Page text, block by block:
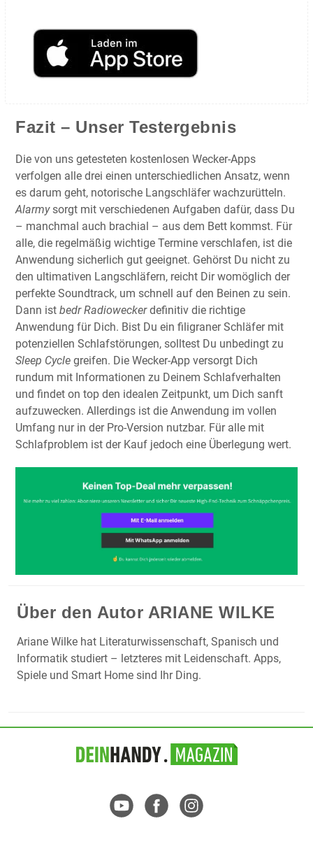
Fazit – Unser Testergebnis
Die von uns getesteten kostenlosen Wecker-Apps
verfolgen alle drei einen unterschiedlichen Ansatz, wenn
es darum geht, notorische Langschläfer wachzurütteln.
Alarmysorgt mit verschiedenen Aufgaben dafür, dass Du
– manchmal auch brachial – aus dem Bett kommst. Für
alle, die regelmäßig wichtige Termine verschlafen, ist die
Anwendung sicherlich gut geeignet. Gehörst Du nicht zu
den ultimativen Langschläfern, reicht Dir womöglich der
perfekte Soundtrack, um schnell auf den Beinen zu sein.
Dann ist bedr Radioweckerdefinitiv die richtige
Anwendung für Dich. Bist Du ein filigraner Schläfer mit
potenziellen Schlafstörungen, solltest Du unbedingt zu
Sleep Cycle greifen. Die Wecker-App versorgt Dich
rundum mit Informationen zu Deinem Schlafverhalten
und findet on top den idealen Zeitpunkt, um Dich sanft
aufzuwecken. Allerdings ist die Anwendung im vollen
Umfang nur in der Pro-Version nutzbar. Für alle mit
Schlafproblem ist der Kauf jedoch eine Überlegung wert.
Über den Autor ARIANE WILKE
Ariane Wilke hat Literaturwissenschaft, Spanisch und
Informatik studiert – letzteres mit Leidenschaft. Apps,
Spiele und Smart Home sind Ihr Ding.